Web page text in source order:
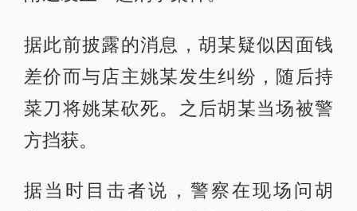
据此前披露的消息，胡某疑似因面钱
差价而与店主姚某发生纠纷，随后持
菜刀将姚某砍死。之后胡某当场被警
方挡获。
据当时目击者说，警察在现场问胡